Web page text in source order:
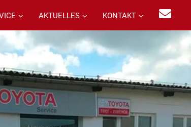
AKTUELLES KONTAKT